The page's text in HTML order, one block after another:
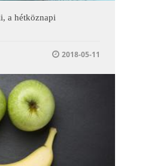
a hétköznapi
2018-05-11